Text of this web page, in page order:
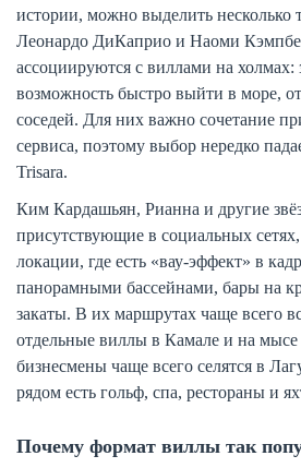
истории, можно выделить несколько
Леонардо ДиКаприо и Наоми
ассоциируются с виллами на холмах:
возможность быстро выйти в море,
соседей. Для них важно сочетание
сервиса, поэтому выбор нередко
Trisara.
Ким Кардашьян, Рианна и другие
присутствующие в социальных
локации, где есть «вау-эффект» в
панорамными бассейнами, бары на
закаты. В их маршрутах чаще всего
отдельные виллы в Камале и на
бизнесмены чаще всего селятся в
рядом есть гольф, спа, рестораны и
Почему формат виллы так